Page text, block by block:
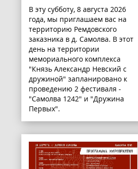
В эту субботу, 8 августа 2026
года, мы приглашаем вас на
территорию Ремдовского
заказника в д. Самолва. В этот
день на территории
мемориального комплекса
"Князь Александр Невский с
дружиной" запланировано к
проведению 2 фестиваля -
"Самолва 1242" и "Дружина
Первых".